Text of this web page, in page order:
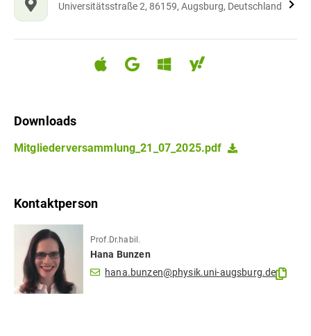
Universitätsstraße 2, 86159, Augsburg, Deutschland
Downloads
Mitgliederversammlung_21_07_2025.pdf
Kontaktperson
Prof.Dr.habil.
Hana Bunzen
hana.bunzen@physik.uni-augsburg.de